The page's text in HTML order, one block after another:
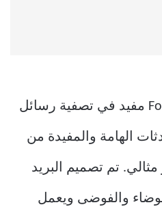
في حين أن Focused Inbox مفيد في تصفية رسائل
الهامة والمفيدة من
مثالي. تم تصميم البريد
والفوضى ويعمل